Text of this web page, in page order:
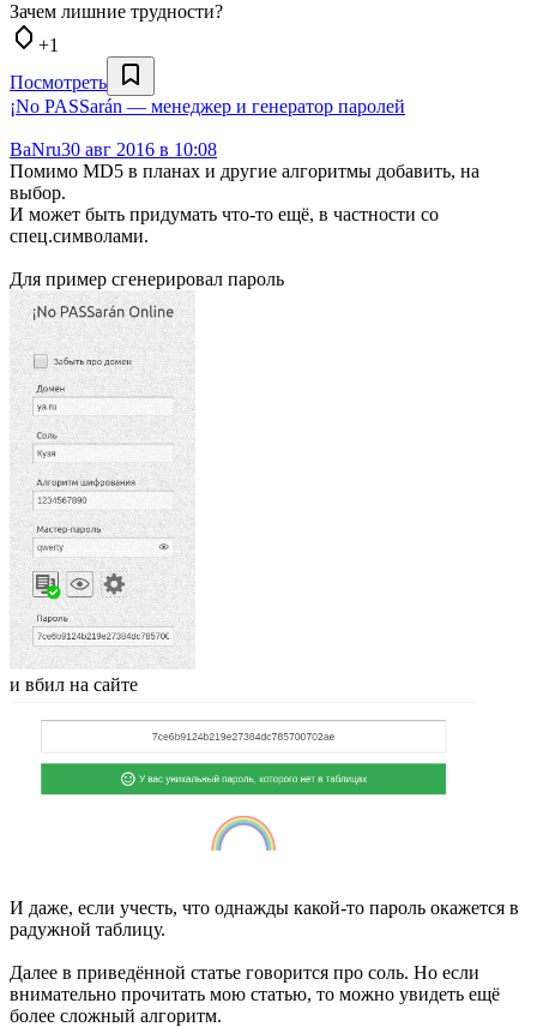
Зачем лишние трудности?
+1
Посмотреть
¡No PASSarán — менеджер и генератор паролей
BaNru30 авг 2016 в 10:08
Помимо MD5 в планах и другие алгоритмы добавить, на
выбор.
И может быть придумать что-то ещё, в частности со
спец.символами.
Для пример сгенерировал пароль
и вбил на сайте
И даже, если учесть, что однажды какой-то пароль окажется в
радужной таблицу.
Далее в приведённой статье говорится про соль. Но если
внимательно прочитать мою статью, то можно увидеть ещё
более сложный алгоритм.